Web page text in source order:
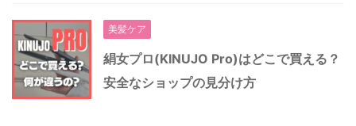
美髪ケア
絹女プロ(KINUJO Pro)はどこで買える？
安全なショップの見分け方